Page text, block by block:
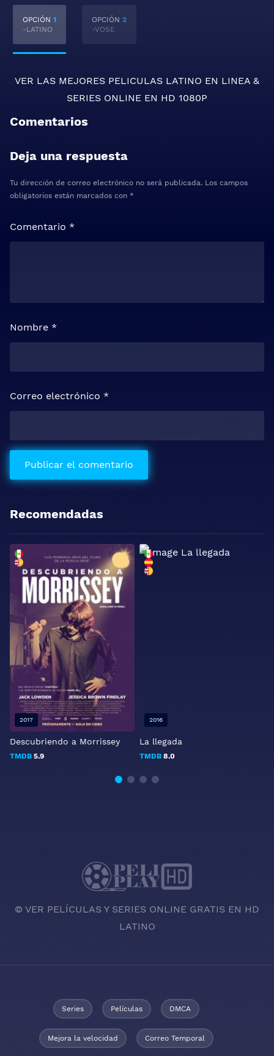
OPCIÓN 1
-LATINO
OPCIÓN 2
-VOSE
VER LAS MEJORES PELICULAS LATINO EN LINEA &
SERIES ONLINE EN HD 1080P
Comentarios
Deja una respuesta
Tu dirección de correo electrónico no será publicada. Los campos
obligatorios están marcados con *
Comentario *
Nombre *
Correo electrónico *
Recomendadas
Descubriendo a Morrissey
TMDB 5.9
2017
La llegada
TMDB 8.0
2016
© VER PELÍCULAS Y SERIES ONLINE GRATIS EN HD
LATINO
Series Películas DMCA
Mejora la velocidad Correo Temporal